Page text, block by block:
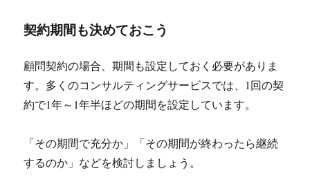
契約期間も決めておこう
顧問契約の場合、期間も設定しておく必要がありま
す。多くのコンサルティングサービスでは、1回の契
約で1年～1年半ほどの期間を設定しています。
「その期間で充分か」「その期間が終わったら継続
するのか」などを検討しましょう。